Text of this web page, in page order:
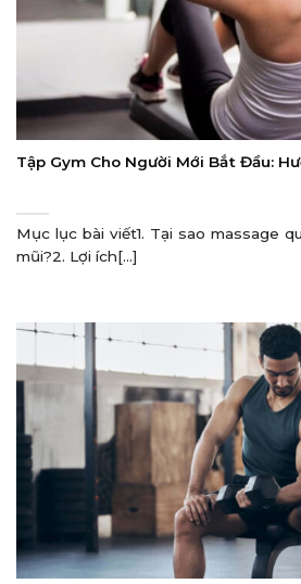
Tập Gym Cho Người Mới Bắt Đầu:
Mục lục bài viết1. Tại sao massage
mũi?2. Lợi ích[...]